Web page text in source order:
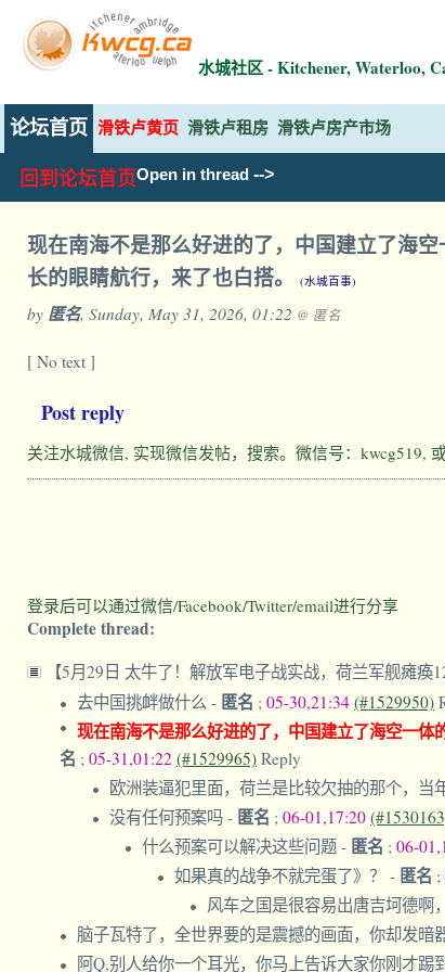
水城社区 - Kitchener, Waterloo,
论坛首页 滑铁卢黄页 滑铁卢租房 滑铁卢房产市场
回到论坛首页Open in thread -->
现在南海不是那么好进的了，中国建立了海
长的眼睛航行，来了也白搭。
(水城百事)
by 匿名, Sunday, May 31, 2026, 01:22 @ 匿名
[ No text ]
Post reply
关注水城微信, 实现微信发帖，搜索。微信号：kwcg519,
登录后可以通过微信/Facebook/Twitter/email进行分享
Complete thread:
【5月29日 太牛了！解放军电子战实战，荷兰军舰瘫痪
去中国挑衅做什么 - 匿名 ; 05-30,21:34 (#1529950)
现在南海不是那么好进的了，中国建立了海空一体
名 ; 05-31,01:22 (#1529965) Reply
欧洲装逼犯里面，荷兰是比较欠抽的那个，
没有任何预案吗 - 匿名 ; 06-01,17:20
什么预案可以解决这些问题 - 匿名 ; 06-
如果真的战争不就完蛋了》？ - 匿名 ;
风车之国是很容易出唐吉坷德啊
脑子瓦特了，全世界要的是震撼的画面，你却发暗
阿Q,别人给你一个耳光，你马上告诉大家你刚才踢